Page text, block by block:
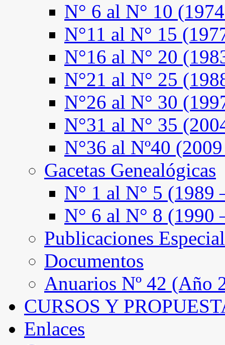
N° 6 al N° 10
N°11 al N° 15
N°16 al N° 20
N°21 al N° 25
N°26 al N° 30
N°31 al N° 35
N°36 al Nº40
Gacetas Genealógicas
N° 1 al N° 5 (1989
N° 6 al N° 8 (1990
Publicaciones
Documentos
Anuarios Nº 42 (Año
CURSOS Y
Enlaces